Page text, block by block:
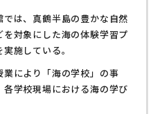
は、真鶴半島の豊かな自然
対象にした海の体験学習プ
施している。
により「海の学校」の事
学校現場における海の学び